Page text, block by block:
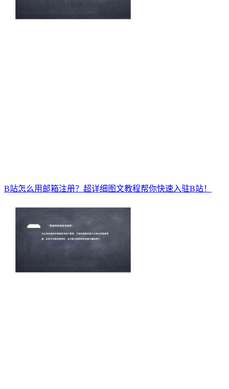
B站怎么用邮箱注册？超详细图文教程帮你快速入驻B站！